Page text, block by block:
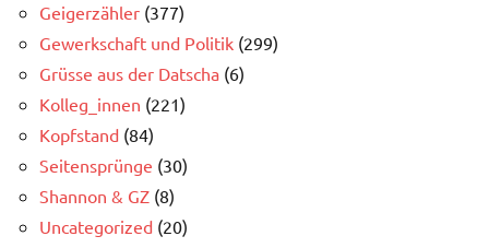
Geigerzähler (377)
Gewerkschaft und Politik (299)
Grüsse aus der Datscha (6)
Kolleg_innen (221)
Kopfstand (84)
Seitensprünge (30)
Shannon & GZ (8)
Uncategorized (20)